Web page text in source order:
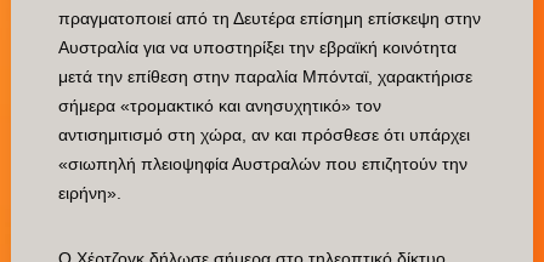
πραγματοποιεί από τη Δευτέρα επίσημη επίσκεψη στην
Αυστραλία για να υποστηρίξει την εβραϊκή κοινότητα
μετά την επίθεση στην παραλία Μπόνταϊ, χαρακτήρισε
σήμερα «τρομακτικό και ανησυχητικό» τον
αντισημιτισμό στη χώρα, αν και πρόσθεσε ότι υπάρχει
«σιωπηλή πλειοψηφία Αυστραλών που επιζητούν την
ειρήνη».